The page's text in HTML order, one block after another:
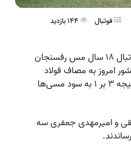
فوتبال
به گزارش روابط عمومی، تیم فوتبال ۱۸ سال مس رفسنجان
امروز به مصاف فولاد
هرمزگان رفت که این دیدار با نتیجه ۳ بر ۱ به سود مسی‌ها
و امیرمهدی جعفری سه